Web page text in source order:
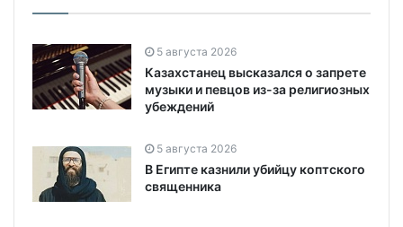
5 августа 2026
Казахстанец высказался о запрете
музыки и певцов из-за религиозных
убеждений
5 августа 2026
В Египте казнили убийцу коптского
священника